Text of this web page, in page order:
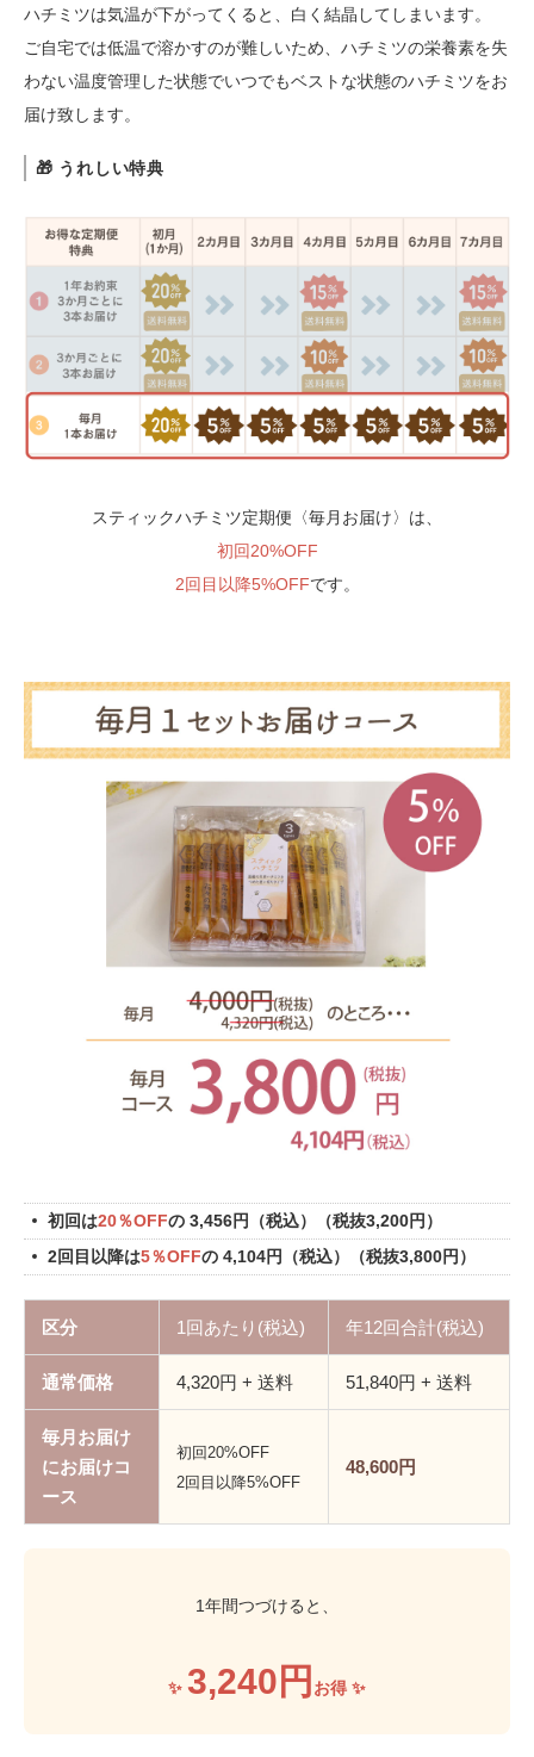
ハチミツは気温が下がってくると、白く結晶してしまいます。
ご自宅では低温で溶かすのが難しいため、ハチミツの栄養素を失
わない温度管理した状態でいつでもベストな状態のハチミツをお
届け致します。
🎁 うれしい特典
スティックハチミツ定期便〈毎月お届け〉は、
初回20%OFF
2回目以降5%OFFです。
初回は20％OFFの 3,456円 （税込） （税抜3,200円）
2回目以降は5％OFFの 4,104円 （税込） （税抜3,800円）
区分 1回あたり(税込) 年12回合計(税込)
通常価格 4,320円 + 送料 51,840円 + 送料
毎月お届け
にお届けコ
ース
初回20%OFF
2回目以降5%OFF
48,600円
1年間つづけると、
✨ 3,240 円 お得 ✨